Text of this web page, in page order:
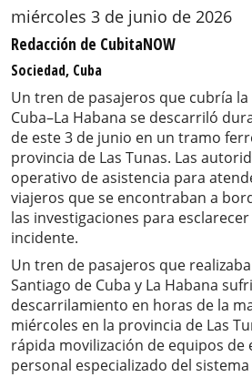
miércoles 3 de junio de 2026
Redacción de CubitaNOW
Sociedad, Cuba
Un tren de pasajeros que cubría
Cuba–La Habana se descarriló
de este 3 de junio en un tramo
provincia de Las Tunas. Las
operativo de asistencia para
viajeros que se encontraban a
las investigaciones para
incidente.
Un tren de pasajeros que
Santiago de Cuba y La Habana
descarrilamiento en horas de la
miércoles en la provincia de Las
rápida movilización de equipos de
personal especializado del